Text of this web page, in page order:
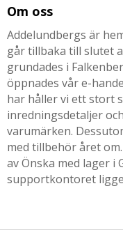
Om oss
Addelundbergs är
går tillbaka till slutet
grundades i
öppnades vår e-
har håller vi ett stort
inredningsdetaljer
varumärken.
med tillbehör året
av Önska med lager i
supportkontoret